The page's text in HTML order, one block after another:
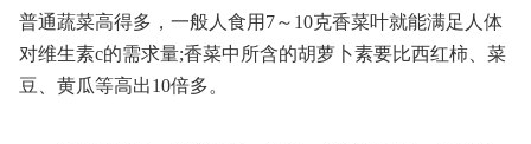
普通蔬菜高得多，一般人食用7～10克香菜叶就能满足人体
对维生素c的需求量;香菜中所含的胡萝卜素要比西红柿、菜
豆、黄瓜等高出10倍多。